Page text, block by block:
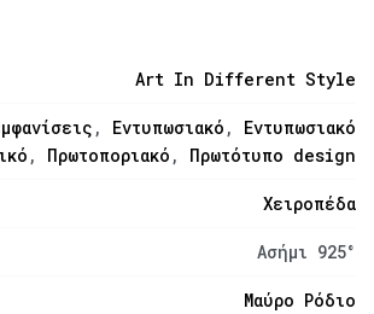
Art In Different Style
, Εντυπωσιακό , Εντυπωσιακό
, Πρωτοποριακό , Πρωτότυπο design
Χειροπέδα
Ασήμι 925°
Μαύρο Ρόδιο